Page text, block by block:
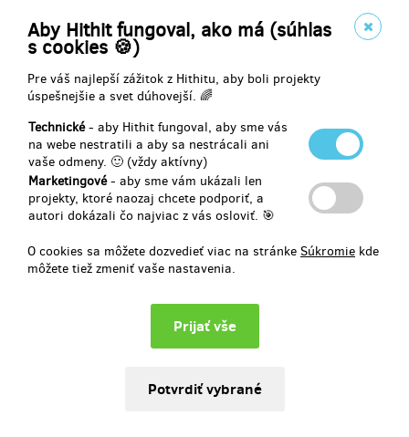
Aby Hithit fungoval, ako má (súhlas
s cookies 🍪)
Pre váš najlepší zážitok z Hithitu, aby boli projekty
úspešnejšie a svet dúhovejší. 🌈
Technické- aby Hithit fungoval, aby sme vás
na webe nestratili a aby sa nestrácali ani
vaše odmeny. 🙂 (vždy aktívny)
Marketingové- aby sme vám ukázali len
projekty, ktoré naozaj chcete podporiť, a
autori dokázali čo najviac z vás osloviť. 🎯
O cookies sa môžete dozvedieť viac na stránke Súkromie kde
môžete tiež zmeniť vaše nastavenia.
Obsahuje:
✔ Speciální poděkování
✔ Exkluzivní wallpaper
✔ PDF motivační plakát
✔ PDF eBook
Doručenia odmeny: do štvrť roka po ukončení projektu na Hithitu
10,67 €
(259 Kč)
🖊️ Deník + podpis autora osobně předaný